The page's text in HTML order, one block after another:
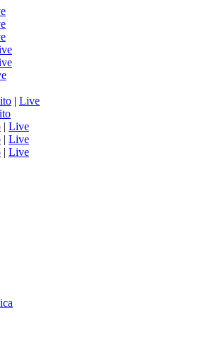
| Live
| Live
| Live
| Live